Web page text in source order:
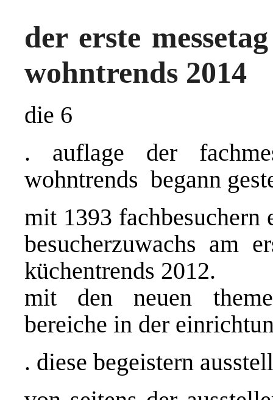
der erste
wohntrends 2014
die 6
. auflage der
wohntrends begann
mit 1393 fachbesuchern
besucherzuwachs am
küchentrends 2012.
mit den neuen
bereiche in der
. diese begeistern